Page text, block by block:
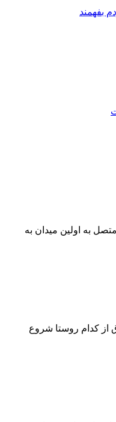
بفهمند
به اولین میدان به
از کدام روستا شروع